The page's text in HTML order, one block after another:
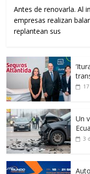
Antes de renovarla. Al
empresas realizan
replantean sus
Un
3